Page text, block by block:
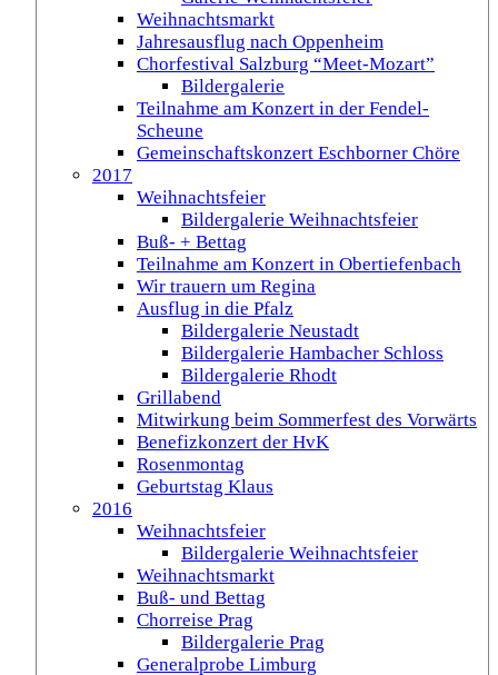
Weihnachtsmarkt
Jahresausflug nach Oppenheim
Chorfestival Salzburg “Meet-Mozart”
Bildergalerie
Teilnahme am Konzert in der Fendel-
Scheune
Gemeinschaftskonzert Eschborner Chöre
2017
Weihnachtsfeier
Bildergalerie Weihnachtsfeier
Buß- + Bettag
Teilnahme am Konzert in Obertiefenbach
Wir trauern um Regina
Ausflug in die Pfalz
Bildergalerie Neustadt
Bildergalerie Hambacher Schloss
Bildergalerie Rhodt
Grillabend
Mitwirkung beim Sommerfest des Vorwärts
Benefizkonzert der HvK
Rosenmontag
Geburtstag Klaus
2016
Weihnachtsfeier
Bildergalerie Weihnachtsfeier
Weihnachtsmarkt
Buß- und Bettag
Chorreise Prag
Bildergalerie Prag
Generalprobe Limburg